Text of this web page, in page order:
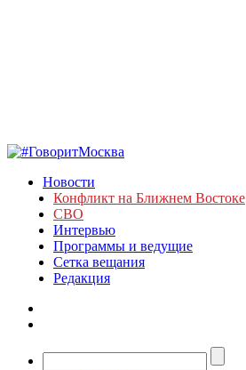
Новости
Конфликт на Ближнем Востоке
СВО
Интервью
Программы и ведущие
Сетка вещания
Редакция